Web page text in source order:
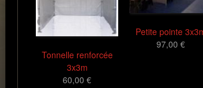
Tonnelle renforcée
3x3m
60,00 €
Petite pointe
97,00 €